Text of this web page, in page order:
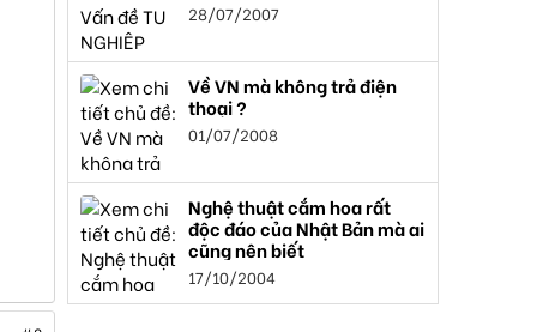
28/07/2007
Về VN mà không trả điện
thoại ?
01/07/2008
Nghệ thuật cắm hoa rất
độc đáo của Nhật Bản mà ai
cũng nên biết
17/10/2004